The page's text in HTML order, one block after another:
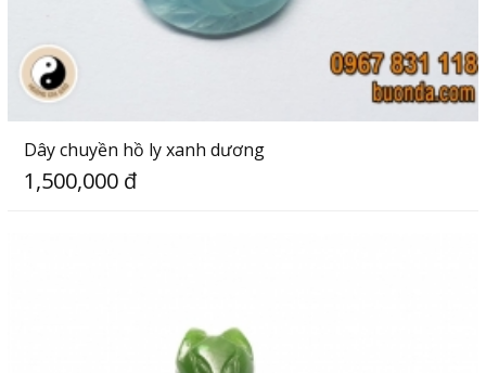
Dây chuyền hồ ly xanh dương
1,500,000 đ